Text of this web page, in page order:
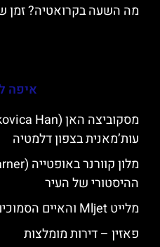
מה השעה בקרואטיה? זמן
איפה
עות’מאנית בצפון דלמטיה
ההיסטורי של העיר
מלייט Mljet והאיים הסמוכים – מלונות מומלצים
פאזין – דירות מומלצות